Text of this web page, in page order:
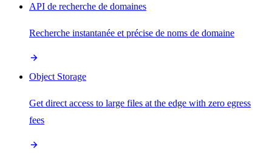
API de recherche de domaines
Recherche instantanée et précise de noms de domaine
Object Storage
Get direct access to large files at the edge with zero egress
fees